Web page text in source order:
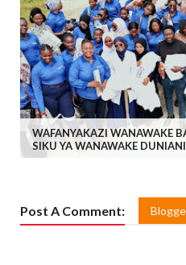
WAFANYAKAZI WANAWAKE
SIKU YA WANAWAKE
Post A Comment: